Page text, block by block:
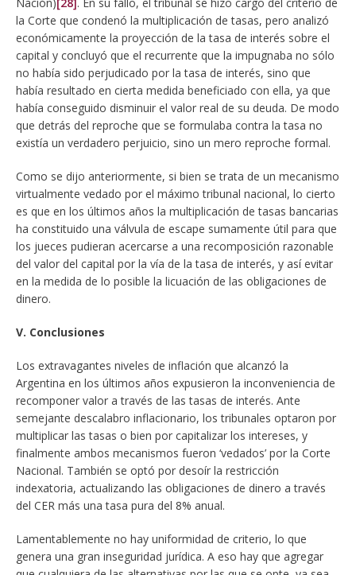
la Corte que condenó la multiplicación de tasas, pero analizó
económicamente la proyección de la tasa de interés sobre el
capital y concluyó que el recurrente que la impugnaba no sólo
no había sido perjudicado por la tasa de interés, sino que
había resultado en cierta medida beneficiado con ella, ya que
había conseguido disminuir el valor real de su deuda. De modo
que detrás del reproche que se formulaba contra la tasa no
existía un verdadero perjuicio, sino un mero reproche formal.
Como se dijo anteriormente, si bien se trata de un mecanismo
virtualmente vedado por el máximo tribunal nacional, lo cierto
es que en los últimos años la multiplicación de tasas bancarias
ha constituido una válvula de escape sumamente útil para que
los jueces pudieran acercarse a una recomposición razonable
del valor del capital por la vía de la tasa de interés, y así evitar
en la medida de lo posible la licuación de las obligaciones de
dinero.
V. Conclusiones
Los extravagantes niveles de inflación que alcanzó la
Argentina en los últimos años expusieron la inconveniencia de
recomponer valor a través de las tasas de interés. Ante
semejante descalabro inflacionario, los tribunales optaron por
multiplicar las tasas o bien por capitalizar los intereses, y
finalmente ambos mecanismos fueron ‘vedados’ por la Corte
Nacional. También se optó por desoír la restricción
indexatoria, actualizando las obligaciones de dinero a través
del CER más una tasa pura del 8% anual.
Lamentablemente no hay uniformidad de criterio, lo que
genera una gran inseguridad jurídica. A eso hay que agregar